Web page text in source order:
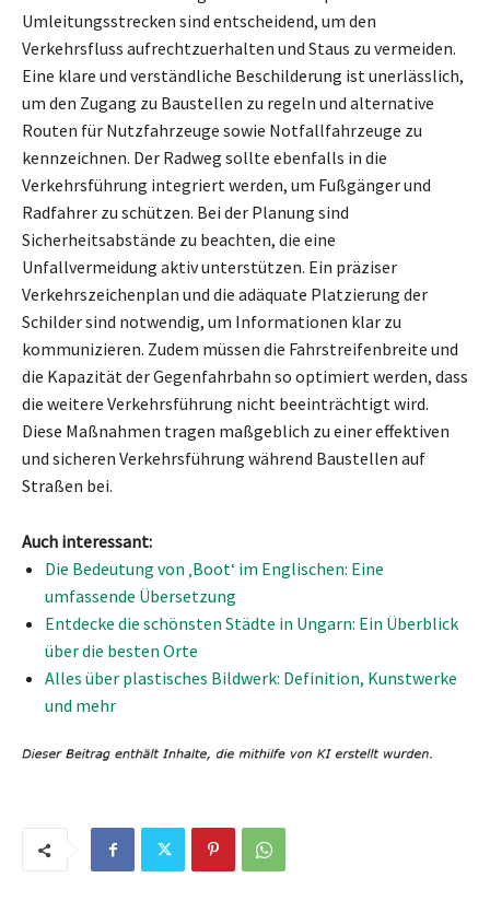
Umleitungsstrecken sind entscheidend, um den
Verkehrsfluss aufrechtzuerhalten und Staus zu vermeiden.
Eine klare und verständliche Beschilderung ist unerlässlich,
um den Zugang zu Baustellen zu regeln und alternative
Routen für Nutzfahrzeuge sowie Notfallfahrzeuge zu
kennzeichnen. Der Radweg sollte ebenfalls in die
Verkehrsführung integriert werden, um Fußgänger und
Radfahrer zu schützen. Bei der Planung sind
Sicherheitsabstände zu beachten, die eine
Unfallvermeidung aktiv unterstützen. Ein präziser
Verkehrszeichenplan und die adäquate Platzierung der
Schilder sind notwendig, um Informationen klar zu
kommunizieren. Zudem müssen die Fahrstreifenbreite und
die Kapazität der Gegenfahrbahn so optimiert werden, dass
die weitere Verkehrsführung nicht beeinträchtigt wird.
Diese Maßnahmen tragen maßgeblich zu einer effektiven
und sicheren Verkehrsführung während Baustellen auf
Straßen bei.
Auch interessant:
Die Bedeutung von ‚Boot‘ im Englischen: Eine
umfassende Übersetzung
Entdecke die schönsten Städte in Ungarn: Ein Überblick
über die besten Orte
Alles über plastisches Bildwerk: Definition, Kunstwerke
und mehr